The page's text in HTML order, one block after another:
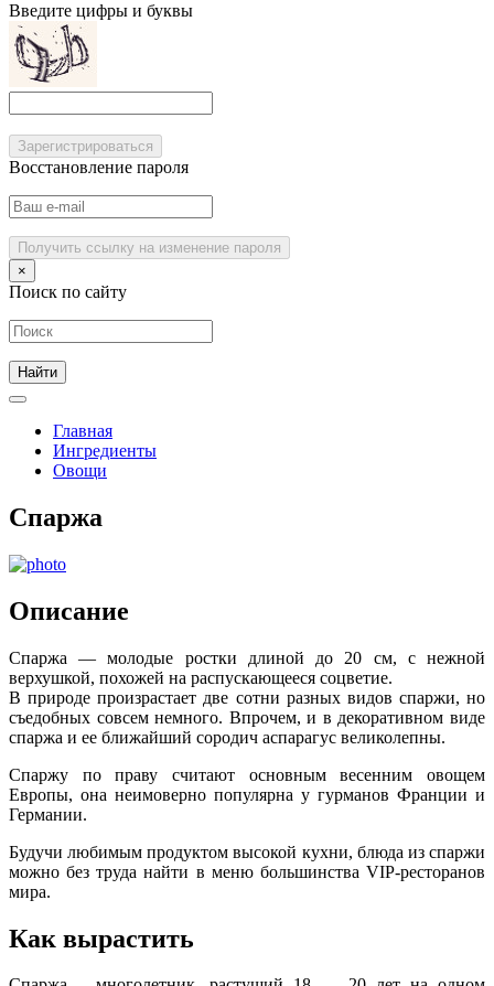
Введите цифры и буквы
Зарегистрироваться
Восстановление пароля
Получить ссылку на изменение пароля
×
Поиск по сайту
Главная
Ингредиенты
Овощи
Спаржа
Описание
Спаржа — молодые ростки длиной до 20 см, с нежной
верхушкой, похожей на распускающееся соцветие.
В природе произрастает две сотни разных видов спаржи, но
съедобных совсем немного. Впрочем, и в декоративном виде
спаржа и ее ближайший сородич аспарагус великолепны.
Спаржу по праву считают основным весенним овощем
Европы, она неимоверно популярна у гурманов Франции и
Германии.
Будучи любимым продуктом высокой кухни, блюда из спаржи
можно без труда найти в меню большинства VIP-ресторанов
мира.
Как вырастить